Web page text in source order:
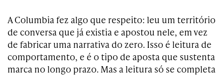
A Columbia fez algo que respeito: leu um território
de conversa que já existia e apostou nele, em vez
de fabricar uma narrativa do zero. Isso é leitura de
comportamento, e é o tipo de aposta que sustenta
marca no longo prazo. Mas a leitura só se completa